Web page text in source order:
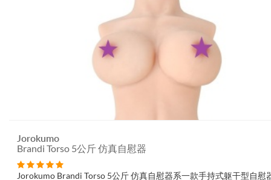
Jorokumo
Brandi Torso 5公斤 仿真自慰器
Jorokumo Brandi Torso 5公斤 仿真自慰器系一款手持式躯干型自慰